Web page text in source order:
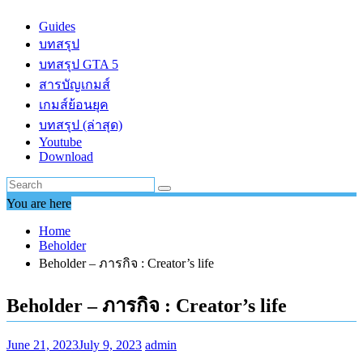
Guides
บทสรุป
บทสรุป GTA 5
สารบัญเกมส์
เกมส์ย้อนยุค
บทสรุป (ล่าสุด)
Youtube
Download
You are here
Home
Beholder
Beholder – ภารกิจ : Creator’s life
Beholder – ภารกิจ : Creator’s life
June 21, 2023July 9, 2023 admin